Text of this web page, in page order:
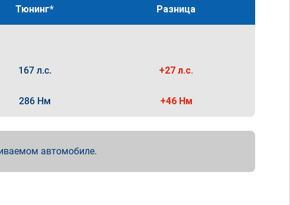
Тюнинг* Разница
167 л.с. +27 л.с.
286 Нм +46 Нм
автомобиле.